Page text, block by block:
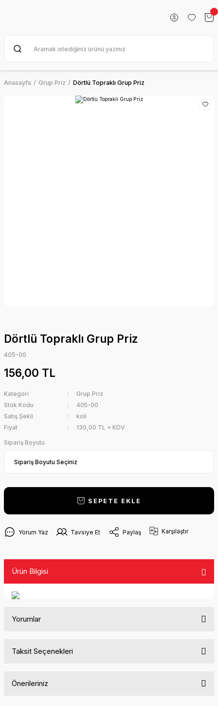
Anasayfa Grup Priz Dörtlü Topraklı Grup Priz
Dörtlü Topraklı Grup Priz
405-00
156,00 TL
Kategori
Grup Priz
Stok Kodu
405-00
Satış Şekli
koli
Fiyat
130,00 TL + KDV
Sipariş Boyutu
SEPETE EKLE
Yorum Yaz Tavsiye Et Paylaş Karşılaştır
Ürün Bilgisi
Yorumlar
Taksit Seçenekleri
Önerileriniz